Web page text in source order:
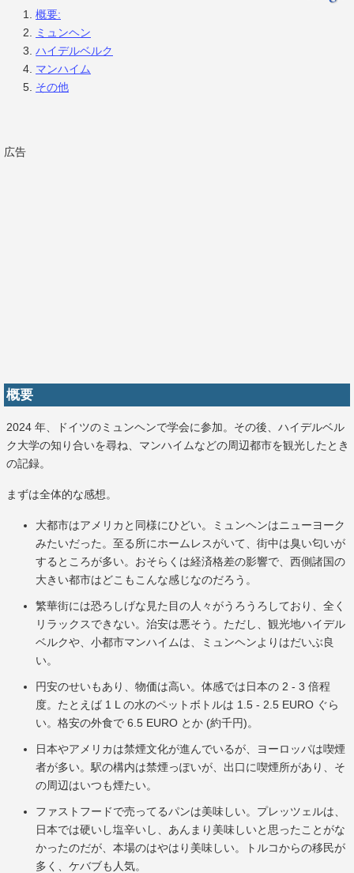
概要:
ミュンヘン
ハイデルベルク
マンハイム
その他
広告
概要
2024 年、ドイツのミュンヘンで学会に参加。その後、ハイデルベル
ク大学の知り合いを尋ね、マンハイムなどの周辺都市を観光したとき
の記録。
まずは全体的な感想。
大都市はアメリカと同様にひどい。ミュンヘンはニューヨーク
みたいだった。至る所にホームレスがいて、街中は臭い匂いが
するところが多い。おそらくは経済格差の影響で、西側諸国の
大きい都市はどこもこんな感じなのだろう。
繁華街には恐ろしげな見た目の人々がうろうろしており、全く
リラックスできない。治安は悪そう。ただし、観光地ハイデル
ベルクや、小都市マンハイムは、ミュンヘンよりはだいぶ良
い。
円安のせいもあり、物価は高い。体感では日本の 2 - 3 倍程
度。たとえば 1 L の水のペットボトルは 1.5 - 2.5 EURO ぐら
い。格安の外食で 6.5 EURO とか (約千円)。
日本やアメリカは禁煙文化が進んでいるが、ヨーロッパは喫煙
者が多い。駅の構内は禁煙っぽいが、出口に喫煙所があり、そ
の周辺はいつも煙たい。
ファストフードで売ってるパンは美味しい。プレッツェルは、
日本では硬いし塩辛いし、あんまり美味しいと思ったことがな
かったのだが、本場のはやはり美味しい。トルコからの移民が
多く、ケバブも人気。